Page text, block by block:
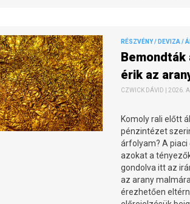
RÉSZVÉNY / DEVIZA /
érik az
CZWICK DÁVID | 2026.
Komoly rali előtt
pénzintézet
árfolyam? A
azokat a
gondolva itt az
az arany
érezhetően